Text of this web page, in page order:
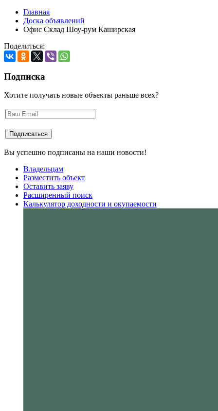
Главная
Доска объявлений
Офис Склад Шоу-рум Каширская
Поделиться:
Подписка
Хотите получать новые объекты раньше всех?
Вы успешно подписаны на наши новости!
Владельцам
Разместить объект
Оставить заяву
Расширенный поиск
Калькулятор доходности и окупаемости